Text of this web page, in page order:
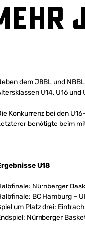
dem JBBL und
U14, U16
Konkurrenz bei den
benötigte beim
U18
Nürnberger
BC Hamburg –
um Platz drei:
Nürnberger